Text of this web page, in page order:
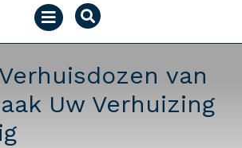
Menu
openen
van
Uw Verhuizing